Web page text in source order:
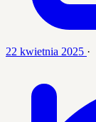
22 kwietnia 2025 ·